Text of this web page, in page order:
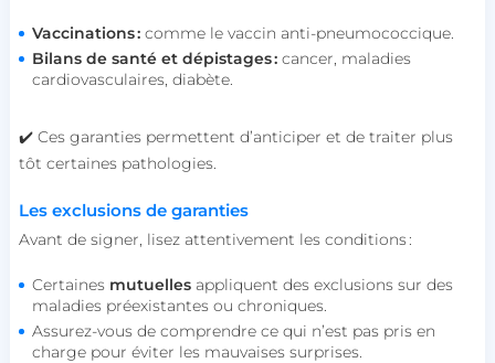
Vaccinations :comme le vaccin anti-pneumococcique.
Bilans de santé et dépistages :cancer, maladies
cardiovasculaires, diabète.
✔️ Ces garanties permettent d’anticiper et de traiter plus
tôt certaines pathologies.
Les exclusions de garanties
Avant de signer, lisez attentivement les conditions :
Certaines mutuellesappliquent des exclusions sur des
maladies préexistantes ou chroniques.
Assurez-vous de comprendre ce qui n’est pas pris en
charge pour éviter les mauvaises surprises.